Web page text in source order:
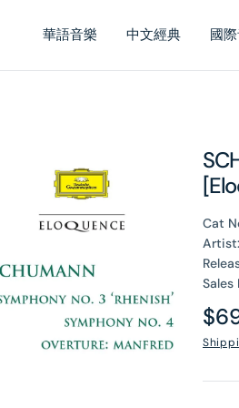
華語音樂 中文經典 國
Cat
Artist:
Sales